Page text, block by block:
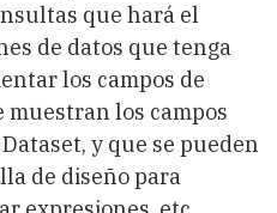
que hará el
de datos que tenga
los campos de
muestran los campos
y que se pueden
de diseño para